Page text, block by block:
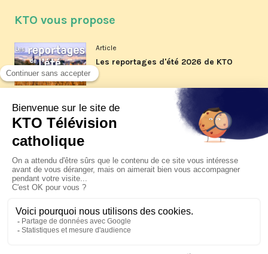
KTO vous propose
Article
Les reportages d'été 2026 de KTO
Article
La visite pastorale du pape Léon
XIV à Assise à suivre sur KTO le
Article
Le pape en Uruguay, Argentine et